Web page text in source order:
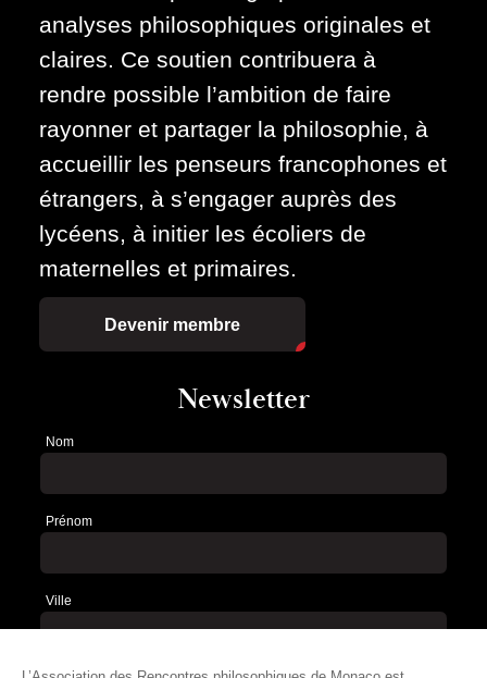
analyses philosophiques originales et
claires. Ce soutien contribuera à
rendre possible l’ambition de faire
rayonner et partager la philosophie, à
accueillir les penseurs francophones et
étrangers, à s’engager auprès des
lycéens, à initier les écoliers de
maternelles et primaires.
Devenir membre
Newsletter
Newsletter
Nom
Prénom
Ville